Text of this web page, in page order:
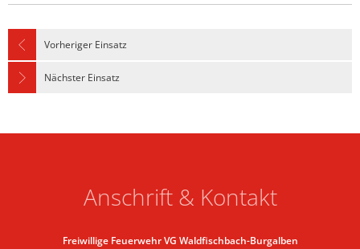
Vorheriger Einsatz
Nächster Einsatz
Anschrift & Kontakt
Freiwillige Feuerwehr VG Waldfischbach-Burgalben